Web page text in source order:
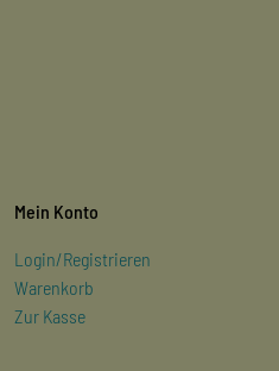
Mein Konto
Login/Registrieren
Warenkorb
Zur Kasse